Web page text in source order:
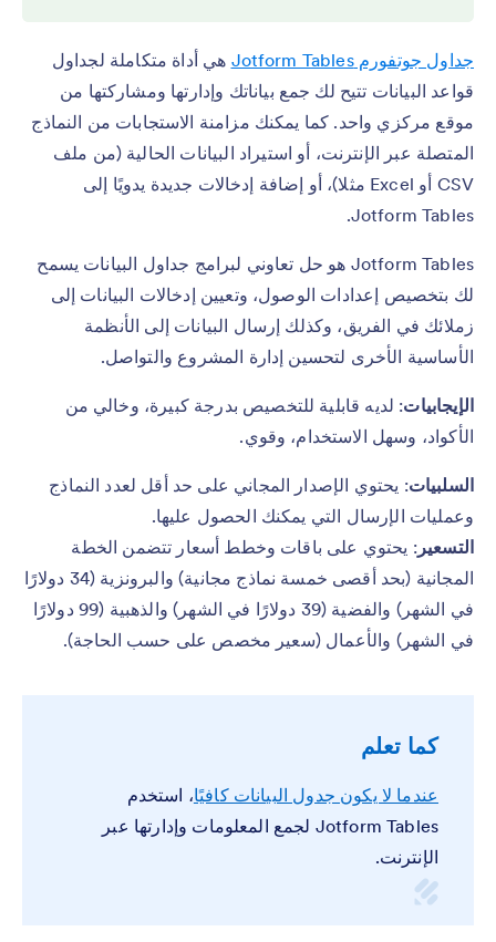
جداول جوتفورم Jotform Tables
هي أداة متكاملة لجداول
قواعد البيانات تتيح لك جمع بياناتك وإدارتها ومشاركتها من
موقع مركزي واحد. كما يمكنك مزامنة الاستجابات من النماذج
المتصلة عبر الإنترنت، أو استيراد البيانات الحالية (من ملف
CSV أو Excel مثلا)، أو إضافة إدخالات جديدة يدويًا إلى
Jotform Tables.
Jotform Tables هو حل تعاوني لبرامج جداول البيانات يسمح
لك بتخصيص إعدادات الوصول، وتعيين إدخالات البيانات إلى
زملائك في الفريق، وكذلك إرسال البيانات إلى الأنظمة
الأساسية الأخرى لتحسين إدارة المشروع والتواصل.
الإيجابيات: لديه قابلية للتخصيص بدرجة كبيرة، وخالي من
الأكواد، وسهل الاستخدام، وقوي.
السلبيات: يحتوي الإصدار المجاني على حد أقل لعدد النماذج
وعمليات الإرسال التي يمكنك الحصول عليها.
التسعير: يحتوي على باقات وخطط أسعار تتضمن الخطة
المجانية (بحد أقصى خمسة نماذج مجانية) والبرونزية (34 دولارًا
في الشهر) والفضية (39 دولارًا في الشهر) والذهبية (99 دولارًا
في الشهر) والأعمال (سعير مخصص على حسب الحاجة).
كما تعلم
عندما لا يكون جدول البيانات كافيًا، استخدم
Jotform Tables لجمع المعلومات وإدارتها عبر
الإنترنت.